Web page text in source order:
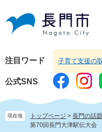
頭
す。
飛
し
本
文
へ
注目ワード 子育て支援の
公式SNS
現在地 トップページ > 長門の話題
第70回長門大津駅伝大会